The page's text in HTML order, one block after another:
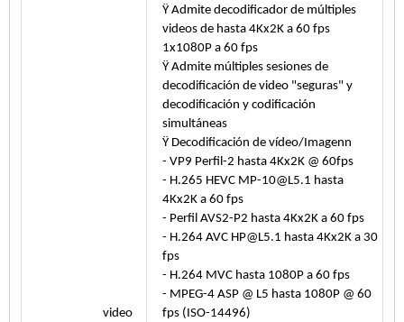
video
Ÿ Admite decodificador de múltiples
videos de hasta 4Kx2K a 60 fps
1x1080P a 60 fps
Ÿ Admite múltiples sesiones de
decodificación de video "seguras" y
decodificación y codificación
simultáneas
Ÿ Decodificación de vídeo/Imagenn
- VP9 Perfil-2 hasta 4Kx2K @ 60fps
- H.265 HEVC MP-10@L5.1 hasta
4Kx2K a 60 fps
- Perfil AVS2-P2 hasta 4Kx2K a 60 fps
- H.264 AVC HP@L5.1 hasta 4Kx2K a 30
fps
- H.264 MVC hasta 1080P a 60 fps
- MPEG-4 ASP @ L5 hasta 1080P @ 60
fps (ISO-14496)